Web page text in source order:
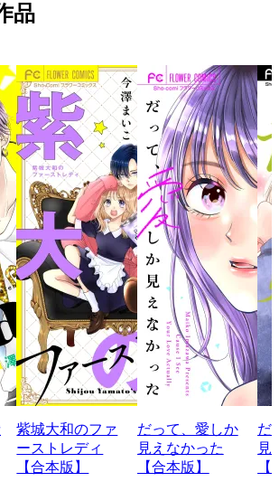
品
紫城大和のファ
ーストレディ
【合本版】
だって、愛しか
見えなかった
【合本版】
だ
見